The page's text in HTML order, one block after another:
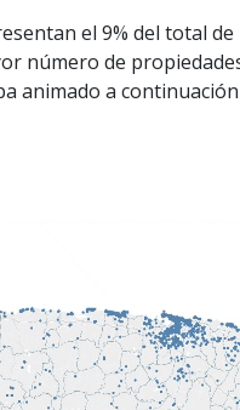
el 9% del total
número de
animado a